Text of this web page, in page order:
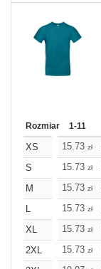
Rozmiar 1-11
XS 15.73 zł
S
15.73 zł
M
15.73 zł
L
15.73 zł
XL
15.73 zł
2XL
15.73 zł